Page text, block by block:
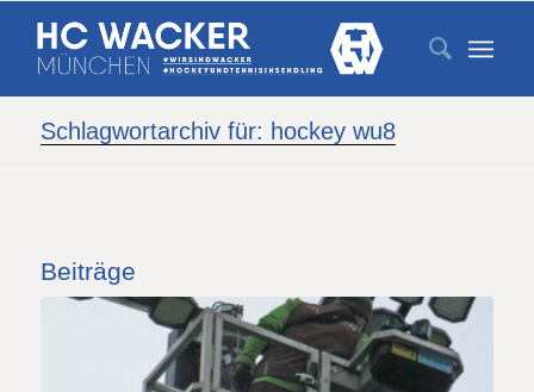
Schlagwortarchiv für: hockey wu8
Beiträge